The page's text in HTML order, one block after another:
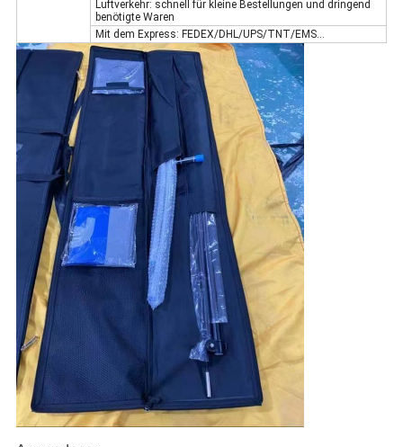
Luftverkehr: schnell für kleine Bestellungen und dringend
benötigte Waren
Mit dem Express: FEDEX/DHL/UPS/TNT/EMS...